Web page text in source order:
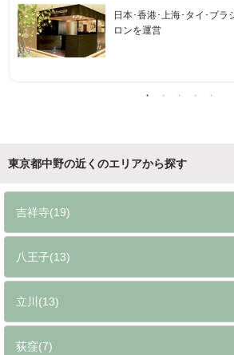
々な地域でサ
東京都中野の近くのエリアから探す
吉祥寺(19)
八王子(13)
立川(13)
荻窪(7)